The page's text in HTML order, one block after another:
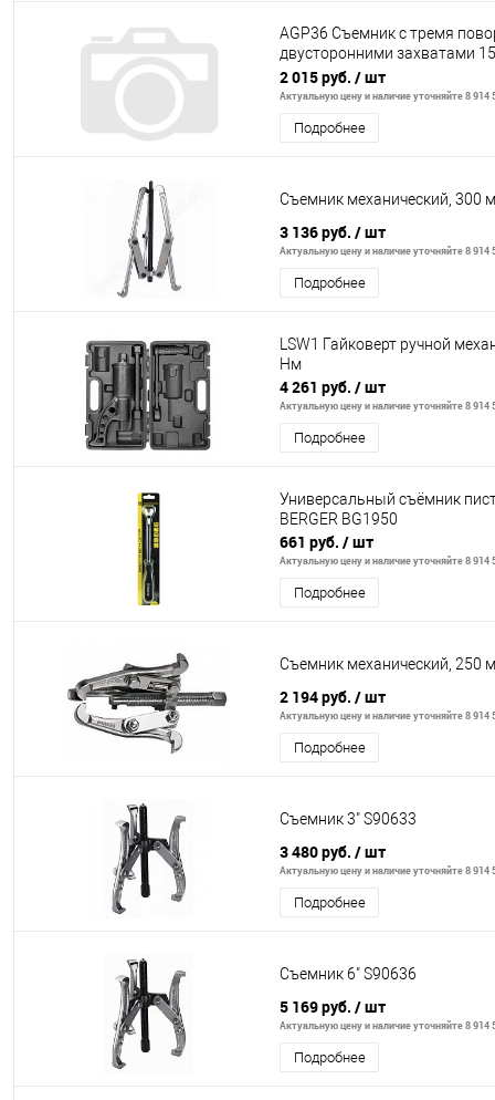
AGP36 Съемник с тремя
двусторонними захватами
захватов 60-152 мм
2 015 руб. / шт
Актуальную цену и наличие уточняйте 8 914
Подробнее
Съемник механический, 300
3 136 руб. / шт
Актуальную цену и наличие уточняйте 8 914
Подробнее
LSW1 Гайковерт ручной
Нм
4 261 руб. / шт
Актуальную цену и наличие уточняйте 8 914
Подробнее
Универсальный съёмник
BERGER BG1950
661 руб. / шт
Актуальную цену и наличие уточняйте 8 914
Подробнее
Съемник механический, 250
2 194 руб. / шт
Актуальную цену и наличие уточняйте 8 914
Подробнее
Съемник 3" S90633
3 480 руб. / шт
Актуальную цену и наличие уточняйте 8 914
Подробнее
Съемник 6" S90636
5 169 руб. / шт
Актуальную цену и наличие уточняйте 8 914
Подробнее